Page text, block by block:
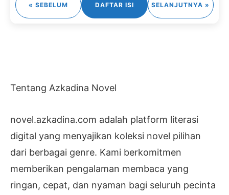
« SEBELUM DAFTAR ISI SELANJUTNYA »
Tentang Azkadina Novel
novel.azkadina.com adalah platform literasi
digital yang menyajikan koleksi novel pilihan
dari berbagai genre. Kami berkomitmen
memberikan pengalaman membaca yang
ringan, cepat, dan nyaman bagi seluruh pecinta